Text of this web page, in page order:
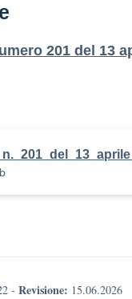
201 del 13
- Revisione: 15.06.2026